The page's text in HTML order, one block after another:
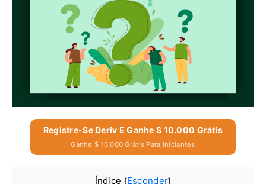
Registre-Se Deriv E Ganhe $ 10.000 Grátis
Ganhe $ 10.000 Grátis Para Iniciantes
Índice [Esconder]